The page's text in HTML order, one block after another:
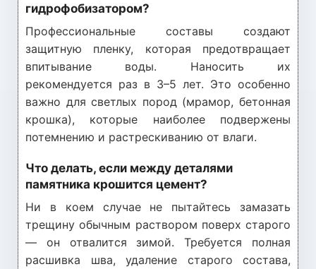
гидрофобизатором?
Профессиональные составы создают
защитную пленку, которая предотвращает
впитывание воды. Наносить их
рекомендуется раз в 3–5 лет. Это особенно
важно для светлых пород (мрамор, бетонная
крошка), которые наиболее подвержены
потемнению и растрескиванию от влаги.
Что делать, если между деталями
памятника крошится цемент?
Ни в коем случае не пытайтесь замазать
трещину обычным раствором поверх старого
— он отвалится зимой. Требуется полная
расшивка шва, удаление старого состава,